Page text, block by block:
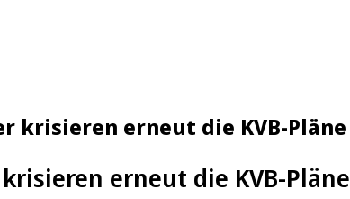
krisieren erneut die KVB-Pläne
erneut die KVB-Pläne